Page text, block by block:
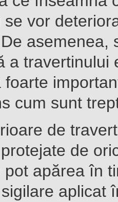
vor
asemenea,
a travertinului
foarte
cum sunt
de
de
pot apărea în
aplicat